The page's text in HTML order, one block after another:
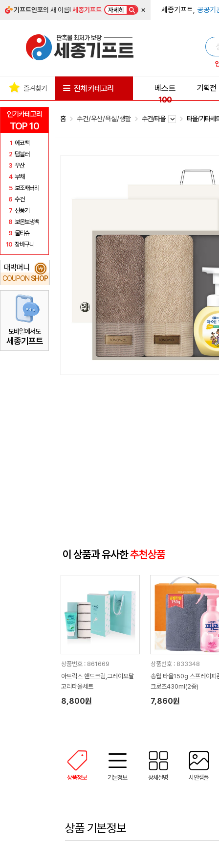
기프트인포의 새 이름!세종기프트 자세히 × 세종기프트, 공공기
인기카테고리
TOP 10
1 에코백
2 텀블러
3 우산
4 부채
5 보조배터리
6 수건
7 선풍기
8 보온보냉백
9 물티슈
10 장바구니
대박머니
COUPON SHOP
₩
모바일에서도
세종기프트
즐겨찾기 전체 카테고리
베스트
100
기획전
홈 수건/우산/욕실/생활 수건/타올 타올/기타
이 상품과 유사한추천상품
상품번호 : 861669
아트릭스 핸드크림,그레이모달
고리타올세트
8,800원
상품번호 : 833348
송월 타올150g 스프레이피
크로즈430ml(2종)
7,860원
상품정보 기본정보 상세설명 시안샘플
상품 기본정보